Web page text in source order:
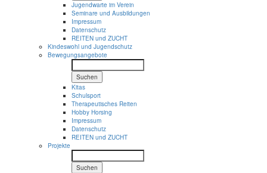
Jugendwarte im Verein
Seminare und Ausbildungen
Impressum
Datenschutz
REITEN und ZUCHT
Kindeswohl und Jugendschutz
Bewegungsangebote
Suchen
Kitas
Schulsport
Therapeutisches Reiten
Hobby Horsing
Impressum
Datenschutz
REITEN und ZUCHT
Projekte
Suchen